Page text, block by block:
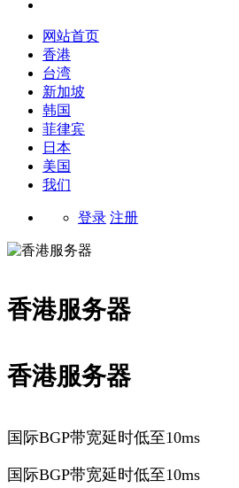
网站首页
香港
台湾
新加坡
韩国
菲律宾
日本
美国
我们
登录 注册
香港服务器
香港服务器
国际BGP带宽延时低至10ms
国际BGP带宽延时低至10ms